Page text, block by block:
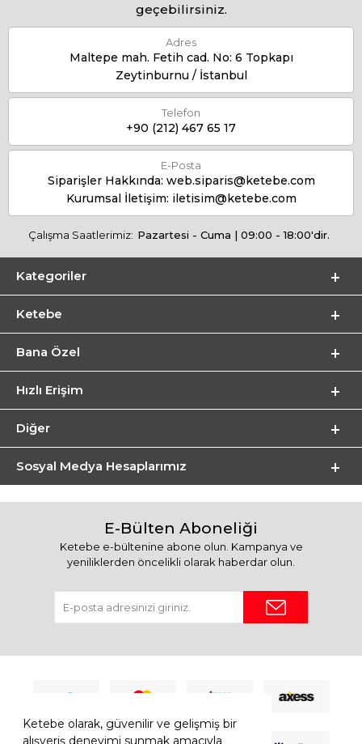
Ketebe olarak, güvenilir ve gelişmiş bir
geçebilirsiniz.
Adres
Maltepe mah. Fetih cad. No: 6 Topkapı
Zeytinburnu / İstanbul
Telefon
+90 (212) 467 65 17
E-Posta
Siparişler Hakkında: web.siparis@ketebe.com
Kurumsal İletişim: iletisim@ketebe.com
Çalışma Saatlerimiz: Pazartesi - Cuma | 09:00 - 18:00'dir.
Kategoriler
Ketebe
Bana Özel
Hızlı Erişim
Diğer
Sosyal Medya Hesaplarımız
E-Bülten Aboneliği
Ketebe e-bültenine abone olun. Kampanya ve
yeniliklerden öncelikli olarak haberdar olun.